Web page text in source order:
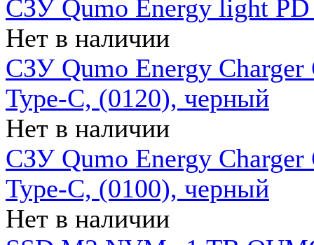
СЗУ Qumo Energy light PD
Нет в наличии
СЗУ Qumo Energy
Type-C, (0120), черный
Нет в наличии
СЗУ Qumo Energy
Type-C, (0100), черный
Нет в наличии